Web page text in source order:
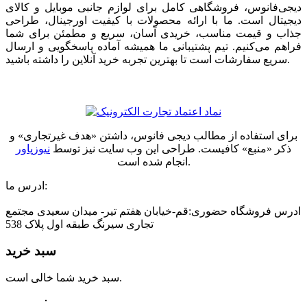
دیجی‌فانوس، فروشگاهی کامل برای لوازم جانبی موبایل و کالای
دیجیتال است. ما با ارائه محصولات با کیفیت اورجینال، طراحی
جذاب و قیمت مناسب، خریدی آسان، سریع و مطمئن برای شما
فراهم می‌کنیم. تیم پشتیبانی ما همیشه آماده پاسخگویی و ارسال
سریع سفارشات است تا بهترین تجربه خرید آنلاین را داشته باشید.
برای استفاده از مطالب دیجی فانوس، داشتن «هدف غیرتجاری» و
ذکر «منبع» کافیست. طراحی این وب سایت نیز توسط نیوزپاور
انجام شده است.
ادرس ما:
ادرس فروشگاه حضوری:قم-خیابان هفتم تیر- میدان سعیدی مجتمع
تجاری سیرنگ طبقه اول پلاک 538
سبد خرید
سبد خرید شما خالی است.